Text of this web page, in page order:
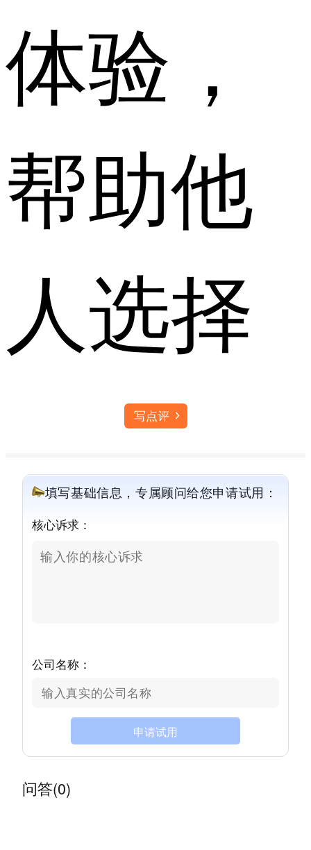
体验，
帮助他
人选择
写点评
填写基础信息，专属顾问给您申请试用：
核心诉求：
公司名称：
申请试用
问答(0)